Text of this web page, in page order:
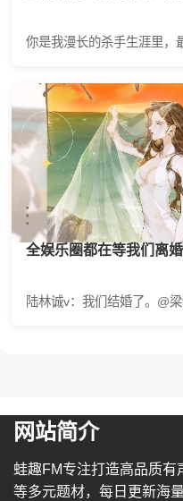
你是我漫长的杀手生涯里，
全娱乐圈都在等我们离婚
陆林诚v：我们结婚了。@
网站简介
蛙趣FM专注打造高品质
等多元题材，每日更新海